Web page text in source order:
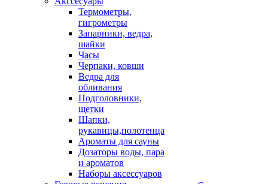
Термометры,
гигрометры
Запарники, ведра,
шайки
Часы
Черпаки, ковши
Ведра для
обливания
Подголовники,
щетки
Шапки,
рукавицы,полотенца
Ароматы для сауны
Дозаторы воды, пара
и ароматов
Наборы аксессуаров